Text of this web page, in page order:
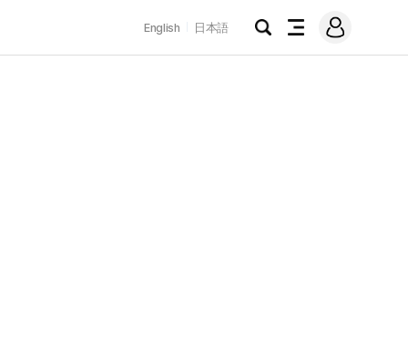
English 日本語
검
전
메
그